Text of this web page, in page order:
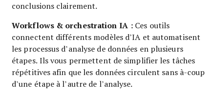
conclusions clairement.
Workflows & orchestration IA : Ces outils
connectent différents modèles d’IA et automatisent
les processus d’analyse de données en plusieurs
étapes. Ils vous permettent de simplifier les tâches
répétitives afin que les données circulent sans à-coup
d’une étape à l’autre de l’analyse.